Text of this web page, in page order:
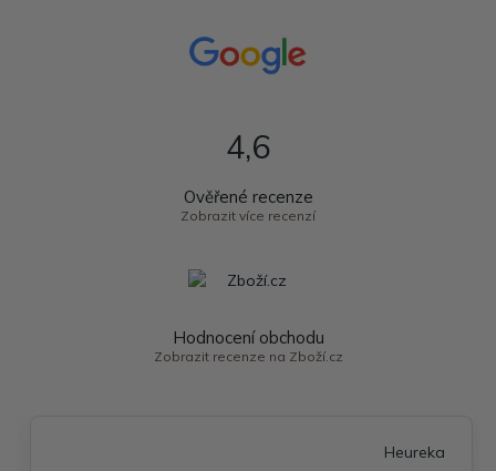
4,6
Ověřené recenze
Zobrazit více recenzí
Hodnocení obchodu
Zobrazit recenze na Zboží.cz
Heureka